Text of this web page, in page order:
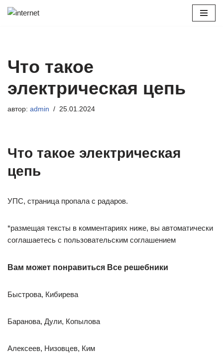
Что такое
электрическая цепь
автор: admin 25.01.2024
Что такое электрическая
цепь
УПС, страница пропала с радаров.
*размещая тексты в комментариях ниже, вы автоматически
соглашаетесь с пользовательским соглашением
Вам может понравиться Все решебники
Быстрова, Кибирева
Баранова, Дули, Копылова
Алексеев, Низовцев, Ким